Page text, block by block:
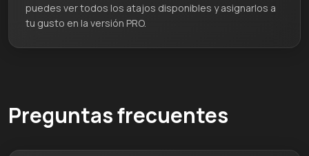
puedes ver todos los atajos disponibles y asignarlos a
tu gusto en la versión PRO.
Preguntas frecuentes